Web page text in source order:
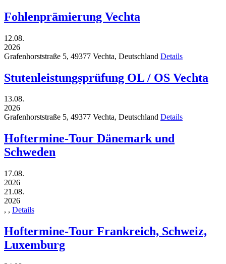
Fohlenprämierung Vechta
12.08.
2026
Grafenhorststraße 5, 49377 Vechta, Deutschland Details
Stutenleistungsprüfung OL / OS Vechta
13.08.
2026
Grafenhorststraße 5, 49377 Vechta, Deutschland Details
Hoftermine-Tour Dänemark und
Schweden
17.08.
2026
21.08.
2026
, , Details
Hoftermine-Tour Frankreich, Schweiz,
Luxemburg